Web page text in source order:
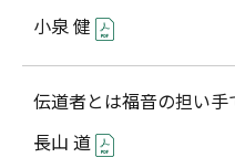
小泉 健
伝道者とは福音の担い手
長山 道